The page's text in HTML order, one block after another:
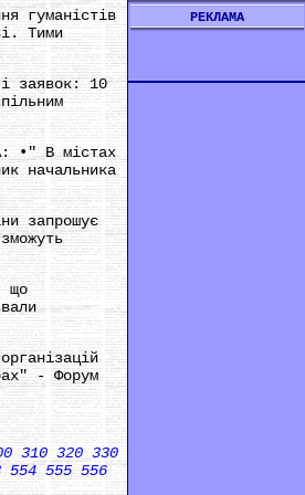
гуманістів
Тими
заявок: 10
•" В містах
начальника
запрошує
що
- Форум
310 320 330
554 555 556
РЕКЛАМА